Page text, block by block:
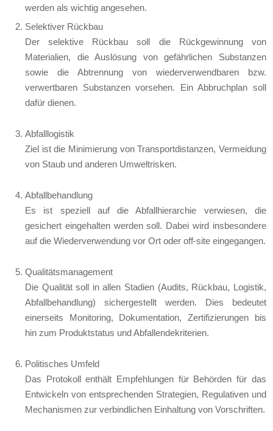
werden als wichtig angesehen.
Selektiver Rückbau
Der selektive Rückbau soll die Rückgewinnung von
Materialien, die Auslösung von gefährlichen Substanzen
sowie die Abtrennung von wiederverwendbaren bzw.
verwertbaren Substanzen vorsehen. Ein Abbruchplan soll
dafür dienen.
Abfalllogistik
Ziel ist die Minimierung von Transportdistanzen, Vermeidung
von Staub und anderen Umweltrisken.
Abfallbehandlung
Es ist speziell auf die Abfallhierarchie verwiesen, die
gesichert eingehalten werden soll. Dabei wird insbesondere
auf die Wiederverwendung vor Ort oder off-site eingegangen.
Qualitätsmanagement
Die Qualität soll in allen Stadien (Audits, Rückbau, Logistik,
Abfallbehandlung) sichergestellt werden. Dies bedeutet
einerseits Monitoring, Dokumentation, Zertifizierungen bis
hin zum Produktstatus und Abfallendekriterien.
Politisches Umfeld
Das Protokoll enthält Empfehlungen für Behörden für das
Entwickeln von entsprechenden Strategien, Regulativen und
Mechanismen zur verbindlichen Einhaltung von Vorschriften.